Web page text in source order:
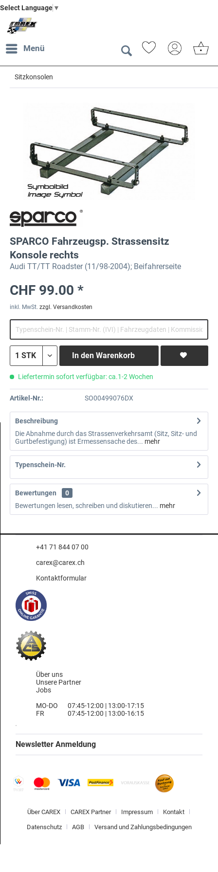
Select Language ▼
Menü
Sitzkonsolen
SPARCO Fahrzeugsp. Strassensitz
Konsole rechts
Audi TT/TT Roadster (11/98-2004); Beifahrerseite
CHF 99.00 *
inkl. MwSt. zzgl. Versandkosten
In den Warenkorb
Liefertermin sofort verfügbar: ca.1-2 Wochen
Artikel-Nr.: SO00499076DX
Beschreibung
Die Abnahme durch das Strassenverkehrsamt (Sitz, Sitz- und
Gurtbefestigung) ist Ermessensache des... mehr
Typenschein-Nr.
Bewertungen
0
Bewertungen lesen, schreiben und diskutieren... mehr
+41 71 844 07 00
carex@carex.ch
Kontaktformular
Über uns
Unsere Partner
Jobs
MO-DO
FR
07:45-12:00 | 13:00-17:15
07:45-12:00 | 13:00-16:15
Newsletter Anmeldung
Über CAREX CAREX Partner Impressum Kontakt
Datenschutz AGB Versand und Zahlungsbedingungen